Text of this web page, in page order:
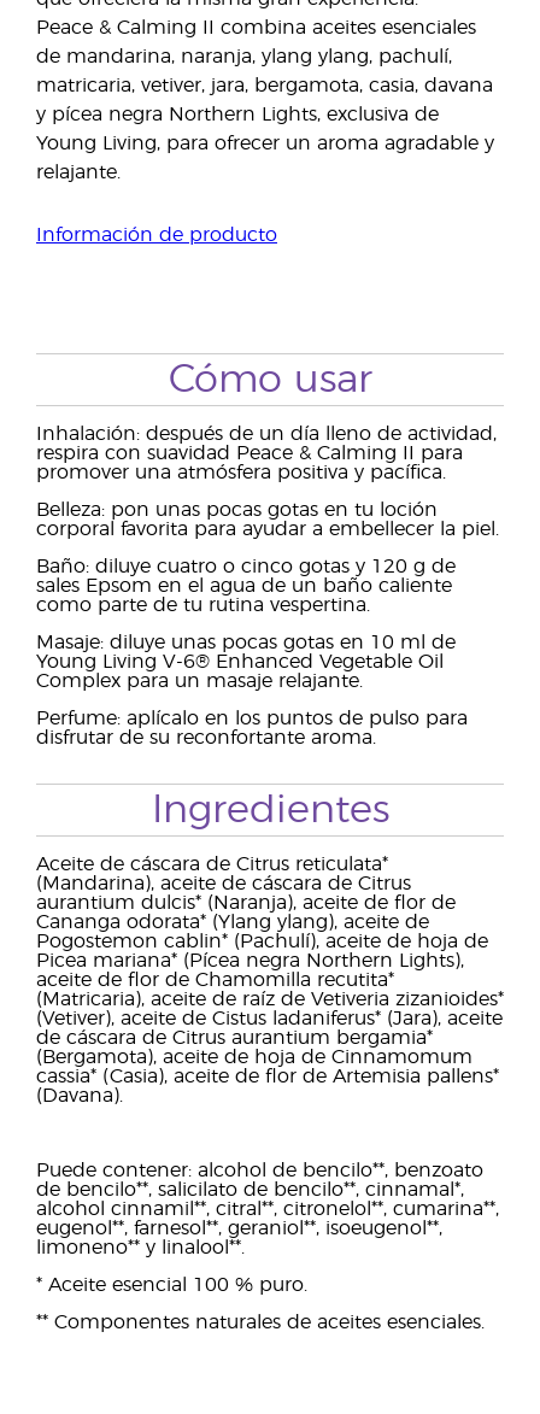
Peace & Calming II combina aceites esenciales
de mandarina, naranja, ylang ylang, pachulí,
matricaria, vetiver, jara, bergamota, casia, davana
y pícea negra Northern Lights, exclusiva de
Young Living, para ofrecer un aroma agradable y
relajante.
Información de producto
Cómo usar
Inhalación: después de un día lleno de actividad,
respira con suavidad Peace & Calming II para
promover una atmósfera positiva y pacífica.
Belleza: pon unas pocas gotas en tu loción
corporal favorita para ayudar a embellecer la piel.
Baño: diluye cuatro o cinco gotas y 120 g de
sales Epsom en el agua de un baño caliente
como parte de tu rutina vespertina.
Masaje: diluye unas pocas gotas en 10 ml de
Young Living V-6® Enhanced Vegetable Oil
Complex para un masaje relajante.
Perfume: aplícalo en los puntos de pulso para
disfrutar de su reconfortante aroma.
Ingredientes
Aceite de cáscara de Citrus reticulata*
(Mandarina), aceite de cáscara de Citrus
aurantium dulcis* (Naranja), aceite de flor de
Cananga odorata* (Ylang ylang), aceite de
Pogostemon cablin* (Pachulí), aceite de hoja de
Picea mariana* (Pícea negra Northern Lights),
aceite de flor de Chamomilla recutita*
(Matricaria), aceite de raíz de Vetiveria zizanioides*
(Vetiver), aceite de Cistus ladaniferus* (Jara), aceite
de cáscara de Citrus aurantium bergamia*
(Bergamota), aceite de hoja de Cinnamomum
cassia* (Casia), aceite de flor de Artemisia pallens*
(Davana).
Puede contener: alcohol de bencilo**, benzoato
de bencilo**, salicilato de bencilo**, cinnamal*,
alcohol cinnamil**, citral**, citronelol**, cumarina**,
eugenol**, farnesol**, geraniol**, isoeugenol**,
limoneno** y linalool**.
* Aceite esencial 100 % puro.
** Componentes naturales de aceites esenciales.